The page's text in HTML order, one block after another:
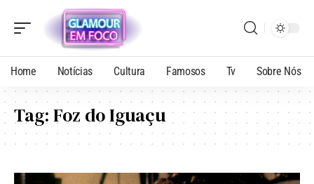
Home Notícias Cultura Famosos Tv Sobre Nós
Tag:Foz do Iguaçu